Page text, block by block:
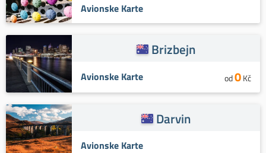
Avionske Karte
Brizbejn
Avionske Karte od0Kč
Darvin
Avionske Karte